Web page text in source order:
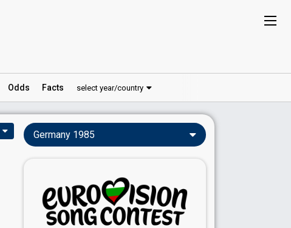
Odds Facts select year/country
Germany 1985